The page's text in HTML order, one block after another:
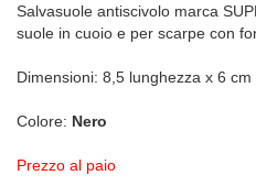
Salvasuole antiscivolo marca
suole in cuoio e per scarpe con
Dimensioni: 8,5 lunghezza x 6 cm
Colore: Nero
Prezzo al paio